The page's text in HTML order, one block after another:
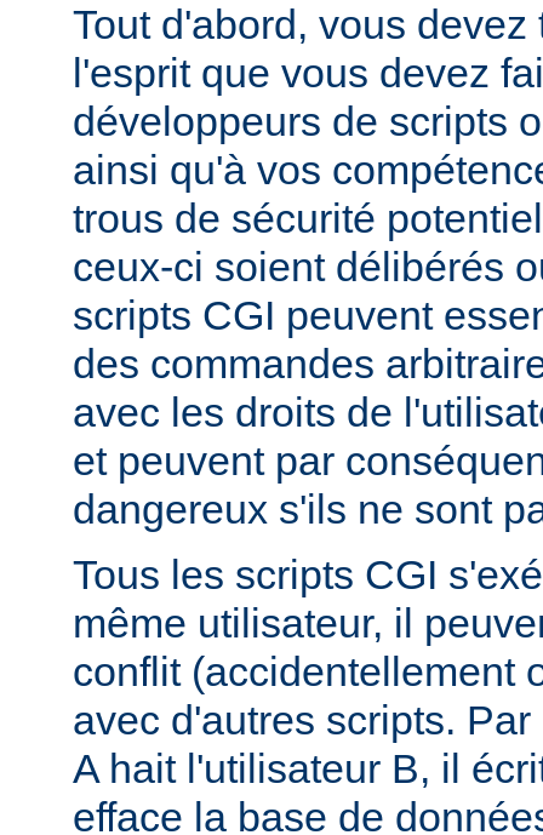
Tout d'abord, vous
l'esprit que vous devez
développeurs de scripts
ainsi qu'à vos
trous de sécurité
ceux-ci soient délibérés
scripts CGI peuvent
des commandes
avec les droits de
et peuvent par
dangereux s'ils ne sont
Tous les scripts CGI
même utilisateur, il
conflit (accidentellement
avec d'autres scripts.
A hait l'utilisateur B, il
efface la base de